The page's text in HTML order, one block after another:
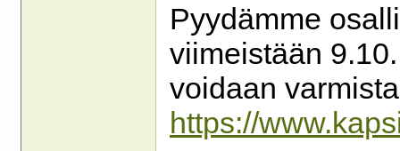
Pyydämme
viimeistään
voidaan
https://